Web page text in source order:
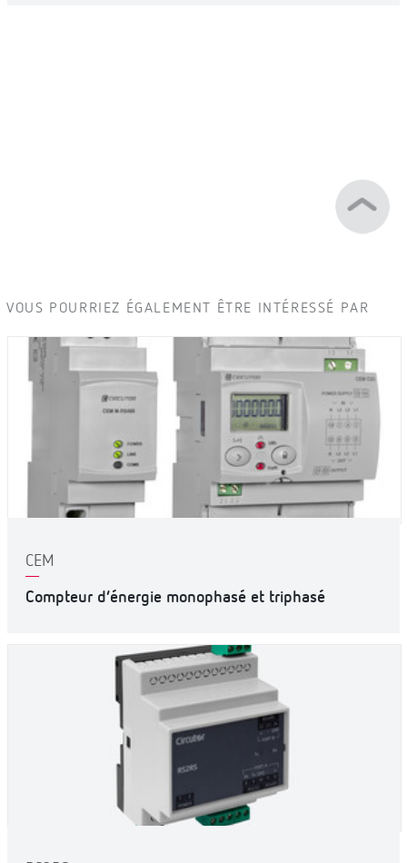
VOUS POURRIEZ ÉGALEMENT ÊTRE INTÉRESSÉ PAR
CEM
Compteur d’énergie monophasé et triphasé